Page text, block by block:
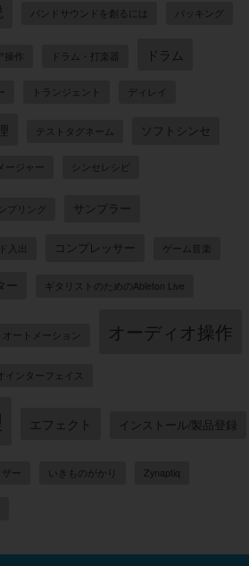
バンドサウンドを創るには バッキング
作 ドラム・打楽器 ドラム
トランジェント ディレイ
テストタグネーム ソフトシンセ
ージャー シンセレシピ
プリング サンプラー
入出 コンプレッサー ゲーム音楽
ギタリストのためのAbleton Live
オートメーション オーディオ操作
インターフェイス
エフェクト インストール/製品登録
ザー いきものがかり Zynaptiq